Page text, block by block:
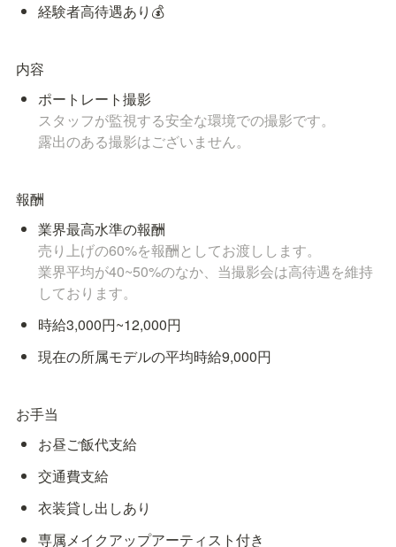
経験者高待遇あり💰
内容
スタッフが監視する安全な環境での撮影です。
露出のある撮影はございません。
報酬
売り上げの60%を報酬としてお渡しします。
業界平均が40~50%のなか、当撮影会は高待遇を維持
しております。
時給3,000円~12,000円
現在の所属モデルの平均時給9,000円
お手当
お昼ご飯代支給
交通費支給
衣装貸し出しあり
専属メイクアップアーティスト付き